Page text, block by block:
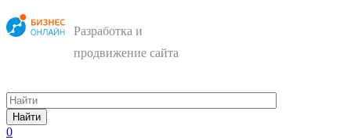
Разработка и
продвижение сайта
Найти
0